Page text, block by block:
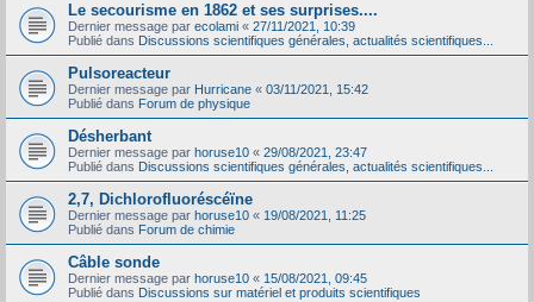
Le secourisme en 1862 et ses surprises....
Dernier message par ecolami « 27/11/2021, 10:39
Publié dans Discussions scientifiques générales, actualités scientifiques...
Pulsoreacteur
Dernier message par Hurricane « 03/11/2021, 15:42
Publié dans Forum de physique
Désherbant
Dernier message par horuse10 « 29/08/2021, 23:47
Publié dans Discussions scientifiques générales, actualités scientifiques...
2,7, Dichlorofluoréscéïne
Dernier message par horuse10 « 19/08/2021, 11:25
Publié dans Forum de chimie
Câble sonde
Dernier message par horuse10 « 15/08/2021, 09:45
Publié dans Discussions sur matériel et produits scientifiques